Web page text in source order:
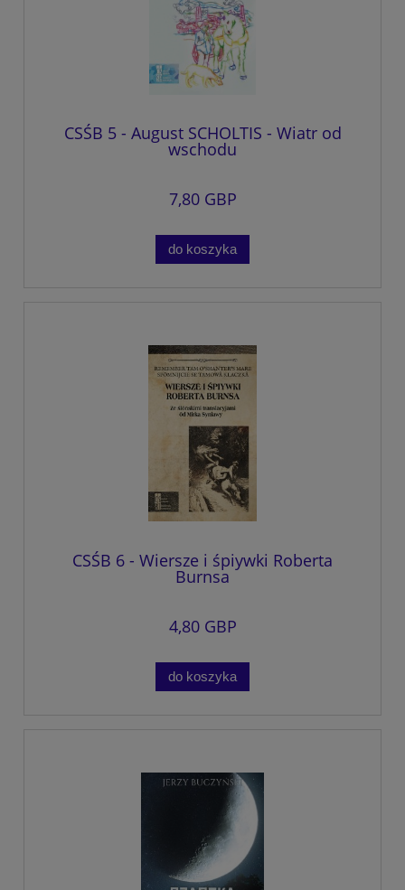
CSŚB 5 - August SCHOLTIS - Wiatr od
wschodu
7,80 GBP
do koszyka
CSŚB 6 - Wiersze i śpiywki Roberta
Burnsa
4,80 GBP
do koszyka